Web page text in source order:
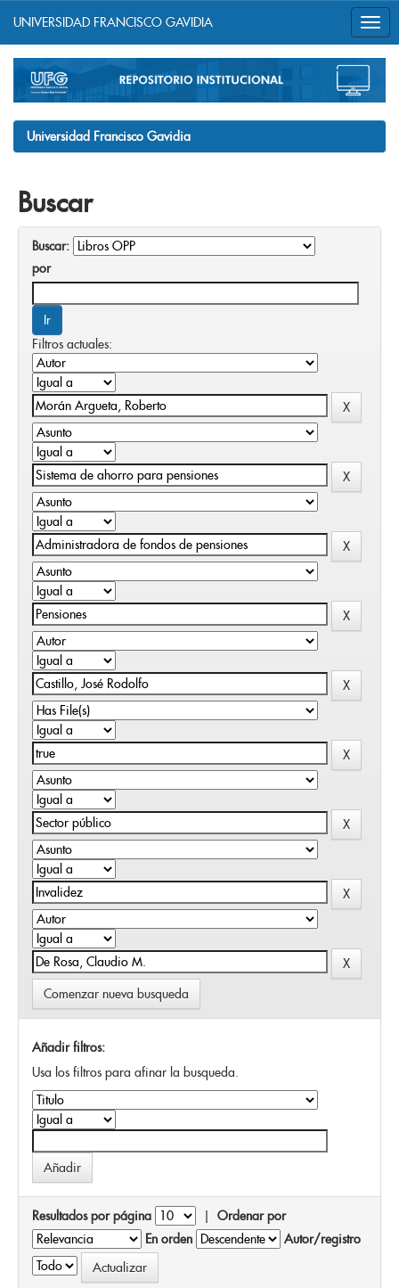
navigation
UNIVERSIDAD FRANCISCO GAVIDIA
Universidad Francisco Gavidia
Buscar
Buscar:
por
Filtros actuales:
Comenzar nueva busqueda
Añadir filtros:
Usa los filtros para afinar la busqueda.
Resultados por página | Ordenar por
En orden
Autor/registro